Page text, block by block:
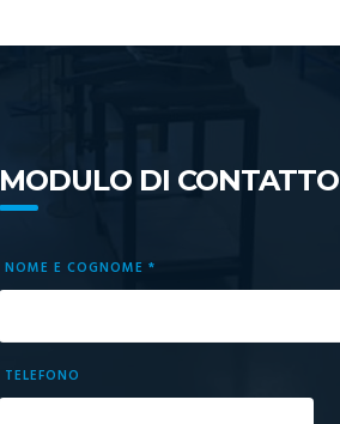
MODULO DI CONTATTO
NOME E COGNOME *
TELEFONO